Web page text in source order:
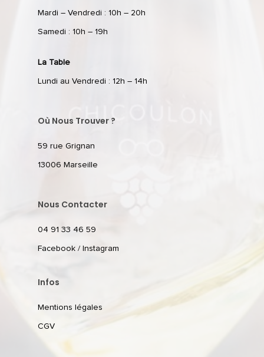
Mardi – Vendredi : 10h – 20h
Samedi : 10h – 19h
La Table
Lundi au Vendredi : 12h – 14h
Où Nous Trouver ?
59 rue Grignan
13006 Marseille
Nous Contacter
04 91 33 46 59
Facebook / Instagram
Infos
Mentions légales
CGV